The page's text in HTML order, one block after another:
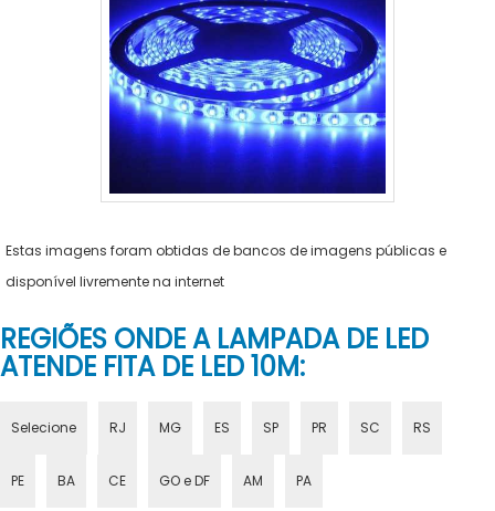
Estas imagens foram obtidas de bancos de imagens públicas e
disponível livremente na internet
REGIÕES ONDE A LAMPADA DE LED
ATENDE FITA DE LED 10M:
Selecione RJ MG ES SP PR SC RS
PE BA CE GO e DF AM PA